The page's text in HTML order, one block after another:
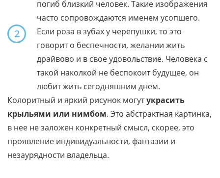
погиб близкий человек. Такие изображения
часто сопровождаются именем усопшего.
2
Если роза в зубах у черепушки, то это
говорит о беспечности, желании жить
драйвово и в свое удовольствие. Человека с
такой наколкой не беспокоит будущее, он
любит жить сегодняшним днем.
Колоритный и яркий рисунок могутукрасить
крыльями или нимбом. Это абстрактная картинка,
в нее не заложен конкретный смысл, скорее, это
проявление индивидуальности, фантазии и
незаурядности владельца.